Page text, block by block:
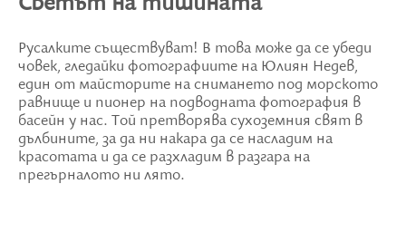
Русалките съществуват! В това може да се убеди
човек, гледайки фотографиите на Юлиян Недев,
един от майсторите на снимането под морското
равнище и пионер на подводната фотография в
басейн у нас. Той претворява сухоземния свят в
дълбините, за да ни накара да се насладим на
красотата и да се разхладим в разгара на
прегърналото ни лято.